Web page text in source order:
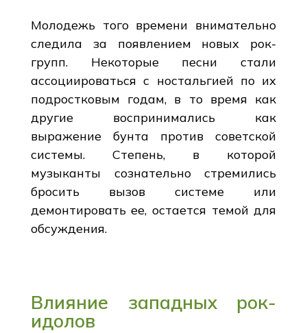
Молодежь того времени внимательно
следила за появлением новых рок-
групп. Некоторые песни стали
ассоциироваться с ностальгией по их
подростковым годам, в то время как
другие воспринимались как
выражение бунта против советской
системы. Степень, в которой
музыканты сознательно стремились
бросить вызов системе или
демонтировать ее, остается темой для
обсуждения.
Влияние западных рок-
идолов